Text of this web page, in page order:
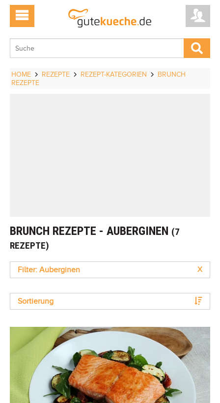
HOME REZEPTE REZEPT-KATEGORIEN
BRUNCH
REZEPTE
BRUNCH REZEPTE - AUBERGINEN (7
REZEPTE)
Filter: Auberginen X
Sortierung